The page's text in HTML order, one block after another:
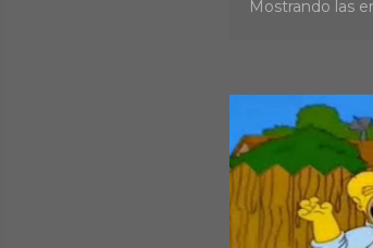
E
n
t
r
a
Mostrando las